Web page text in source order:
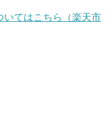
いてはこちら（楽天市